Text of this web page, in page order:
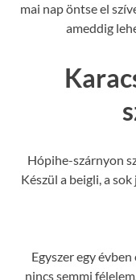
mai nap öntse el
ameddig
Hópihe-szárnyon
Készül a beigli, a
Egyszer egy
nincs semmi